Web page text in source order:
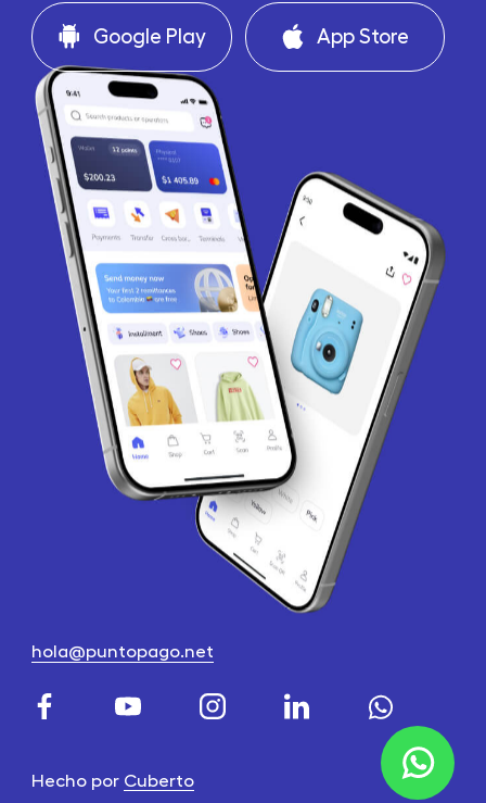
Google Play App Store
hola@puntopago.net
Hecho por Cuberto